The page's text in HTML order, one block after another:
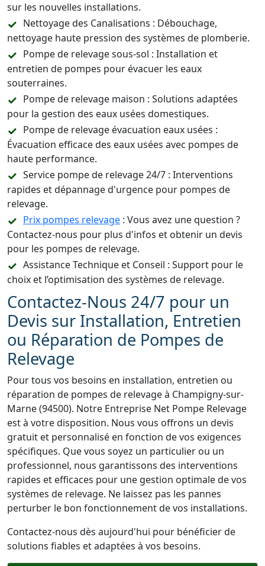
sur les nouvelles installations.
Nettoyage des Canalisations : Débouchage,
nettoyage haute pression des systèmes de plomberie.
Pompe de relevage sous-sol : Installation et
entretien de pompes pour évacuer les eaux
souterraines.
Pompe de relevage maison : Solutions adaptées
pour la gestion des eaux usées domestiques.
Pompe de relevage évacuation eaux usées :
Évacuation efficace des eaux usées avec pompes de
haute performance.
Service pompe de relevage 24/7 : Interventions
rapides et dépannage d'urgence pour pompes de
relevage.
Prix pompes relevage : Vous avez une question ?
Contactez-nous pour plus d'infos et obtenir un devis
pour les pompes de relevage.
Assistance Technique et Conseil : Support pour le
choix et l’optimisation des systèmes de relevage.
Contactez-Nous 24/7 pour un
Devis sur Installation, Entretien
ou Réparation de Pompes de
Relevage
Pour tous vos besoins en installation, entretien ou
réparation de pompes de relevage à Champigny-sur-
Marne (94500). Notre Entreprise Net Pompe Relevage
est à votre disposition. Nous vous offrons un devis
gratuit et personnalisé en fonction de vos exigences
spécifiques. Que vous soyez un particulier ou un
professionnel, nous garantissons des interventions
rapides et efficaces pour une gestion optimale de vos
systèmes de relevage. Ne laissez pas les pannes
perturber le bon fonctionnement de vos installations.
Contactez-nous dès aujourd'hui pour bénéficier de
solutions fiables et adaptées à vos besoins.